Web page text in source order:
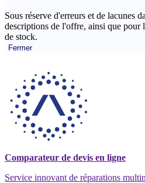
Sous réserve d'erreurs et de lacunes
descriptions de l'offre, ainsi que pour
de stock.
Fermer
Comparateur de devis en ligne
Service innovant de réparations